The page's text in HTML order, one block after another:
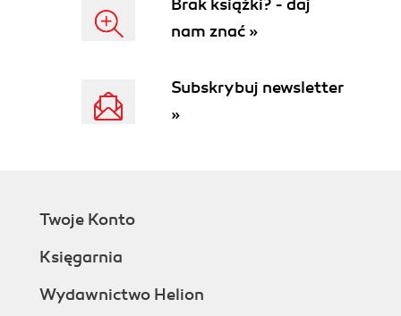
Brak książki? - daj
nam znać »
Subskrybuj newsletter
»
Twoje Konto
Księgarnia
Wydawnictwo Helion